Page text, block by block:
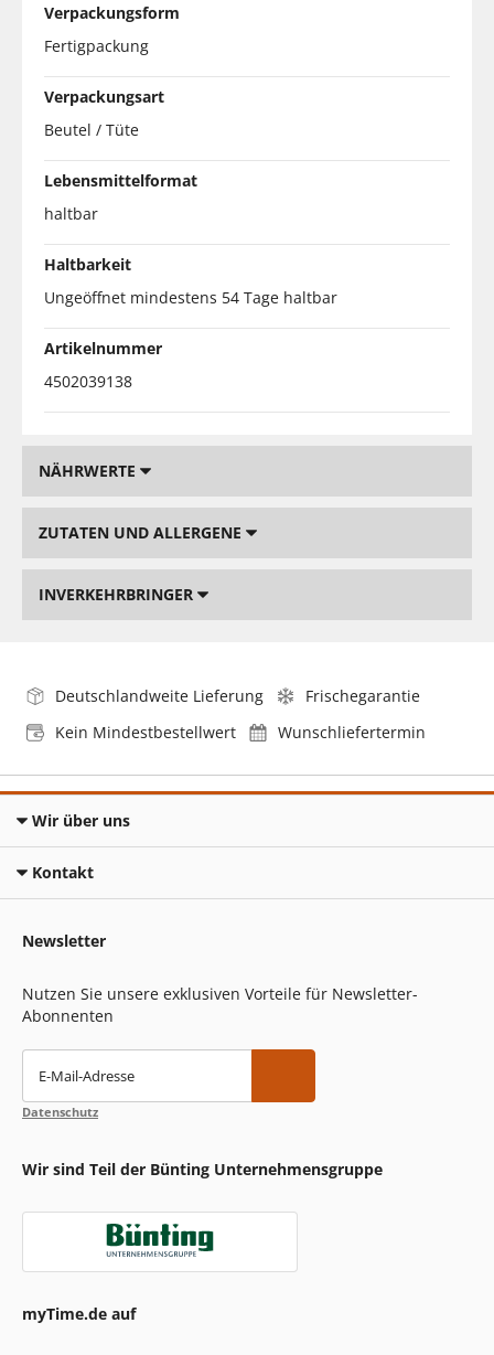
Verpackungsform
Fertigpackung
Verpackungsart
Beutel / Tüte
Lebensmittelformat
haltbar
Haltbarkeit
Ungeöffnet mindestens 54 Tage haltbar
Artikelnummer
4502039138
NÄHRWERTE
ZUTATEN UND ALLERGENE
INVERKEHRBRINGER
Deutschlandweite Lieferung
Frischegarantie
Kein Mindestbestellwert
Wunschliefertermin
Wir über uns
Kontakt
Newsletter
Nutzen Sie unsere exklusiven Vorteile für Newsletter-
Abonnenten
E-Mail-Adresse
Datenschutz
Wir sind Teil der Bünting Unternehmensgruppe
myTime.de auf